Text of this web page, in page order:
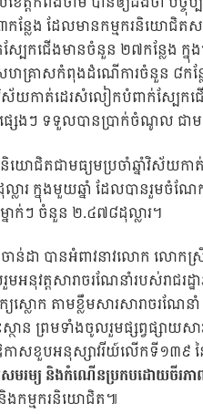
ន្លែង ដែលមានកម្មករនិយោជិត
ែកជើងមានចំនួន ២៧កន្លែង ក្
ហគ្រាសកំពុងដំណើការចំនួន ៨កន្
យកាត់ដេរសំលៀកបំពាក់ស្បែក
េងៗ ទទួលបានប្រាក់ចំណូល ជាម
យោជិតជាមធ្យមប្រចាំឆ្នាំវិស័យ
ារ ក្នុងមួយឆ្នាំ ដែលបានរួមចំណ
ម្នាក់ៗ ចំនួន ២.៤៧៨ដុល្លារ។
ាន់ដា បានអំពាវនាវលោក លោ
អនុវត្តសារាចរណែនាំរបស់រាជរ
លោក តាមខ្លឹមសារសារាចរណែ
ថាន ព្រមទាំងចូលរួមផ្សព្វផ្សា
ងឱកាសខួបអនុស្សាវរីយ៍លើកទី១៣៩
ារសមរម្យ និងកំណើនប្រកបដោយចីរភ
ងកម្មករនិយោជិត៕